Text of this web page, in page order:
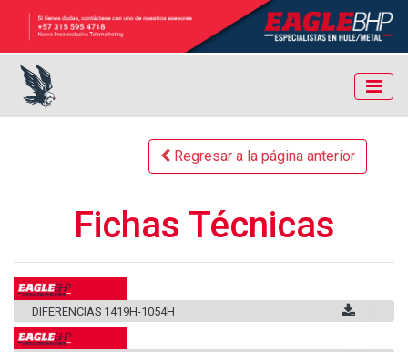
Regresar a la página anterior
Fichas Técnicas
DIFERENCIAS 1419H-1054H